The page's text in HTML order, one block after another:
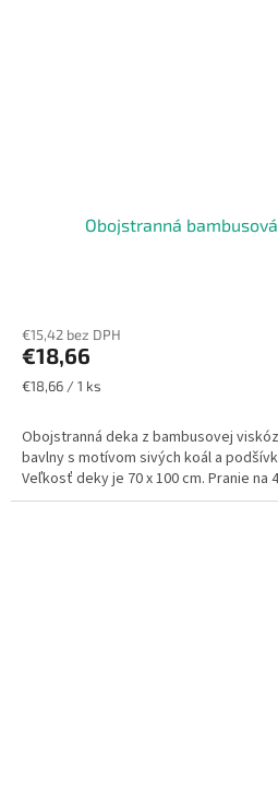
Obojstranná
€15,42 bez DPH
€18,66
Jednotková
€18,66 / 1 ks
Obojstranná deka z bambusovej
bavlny s motívom sivých koál a
Veľkosť deky je 70 x 100 cm. Pranie na